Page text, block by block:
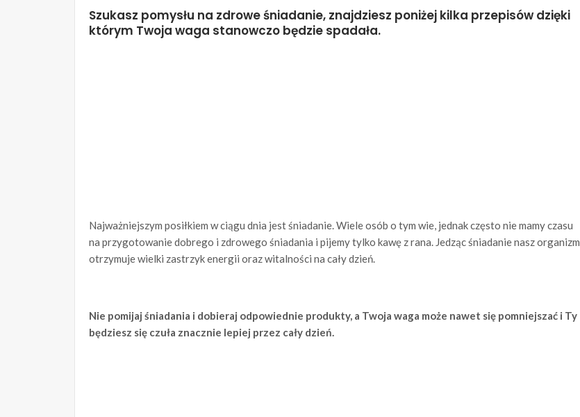
Szukasz pomysłu na zdrowe śniadanie, znajdziesz poniżej kilka przepisów dzięki
którym Twoja waga stanowczo będzie spadała.
Najważniejszym posiłkiem w ciągu dnia jest śniadanie. Wiele osób o tym wie, jednak często nie mamy czasu
na przygotowanie dobrego i zdrowego śniadania i pijemy tylko kawę z rana. Jedząc śniadanie nasz organizm
otrzymuje wielki zastrzyk energii oraz witalności na cały dzień.
Nie pomijaj śniadania i dobieraj odpowiednie produkty, a Twoja waga może nawet się pomniejszać i Ty
będziesz się czuła znacznie lepiej przez cały dzień.